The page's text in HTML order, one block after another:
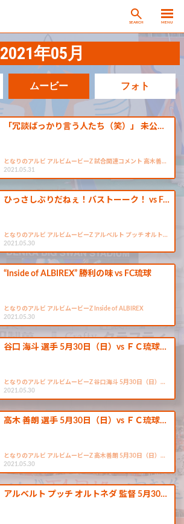
SEARCH MENU
年05月
ムービー フォト
「冗談ばっかり言う人たち（笑）」 未公…
となりのアルビ アルビムービーZ 試合関連コメント 高木善…
2021.05.31
ひっさしぶりだねぇ！バストーーク！ vs F…
となりのアルビ アルビムービーZ アルベルト プッチ オルト…
2021.05.30
“Inside of ALBIREX” 勝利の味 vs FC琉球
となりのアルビ アルビムービーZ Inside of ALBIREX
2021.05.30
谷口 海斗 選手 5月30日（日）vs ＦＣ琉球…
となりのアルビ アルビムービーZ 谷口海斗 5月30日（日）…
2021.05.30
高木 善朗 選手 5月30日（日）vs ＦＣ琉球…
となりのアルビ アルビムービーZ 高木善朗 5月30日（日）…
2021.05.30
アルベルト プッチ オルトネダ 監督 5月30…